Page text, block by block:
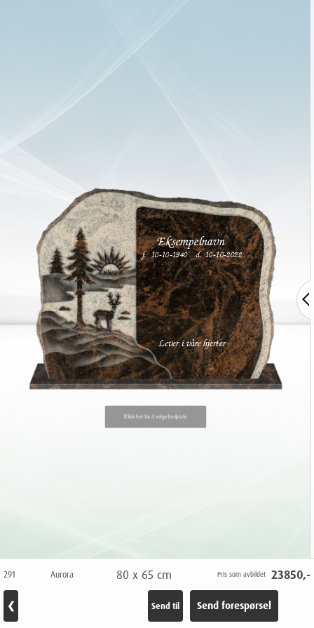
Eksempelnavn
10-10-1940 10-10-2022
Lever i våre hjerter
❮
291 Aurora 80 x 65 cm Pris som avbildet 23850,-
Send til Send forespørsel